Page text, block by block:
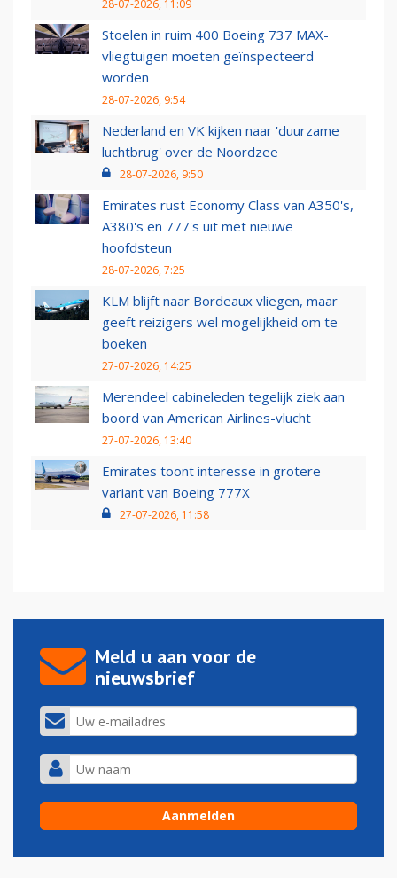
28-07-2026, 11:09
Stoelen in ruim 400 Boeing 737 MAX-
vliegtuigen moeten geïnspecteerd
worden
28-07-2026, 9:54
Nederland en VK kijken naar 'duurzame
luchtbrug' over de Noordzee
28-07-2026, 9:50
Emirates rust Economy Class van A350's,
A380's en 777's uit met nieuwe
hoofdsteun
28-07-2026, 7:25
KLM blijft naar Bordeaux vliegen, maar
geeft reizigers wel mogelijkheid om te
boeken
27-07-2026, 14:25
Merendeel cabineleden tegelijk ziek aan
boord van American Airlines-vlucht
27-07-2026, 13:40
Emirates toont interesse in grotere
variant van Boeing 777X
27-07-2026, 11:58
Meld u aan voor de
nieuwsbrief